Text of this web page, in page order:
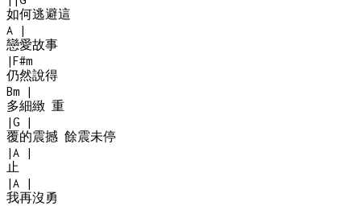
如何逃避這
A
|
戀愛故事
|F#m
仍然說得
Bm
|
多細緻 重
|G
|
覆的震撼 餘震未停
|A
|
止
|A
|
我再沒勇